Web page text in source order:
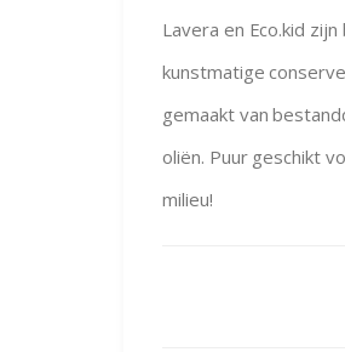
Lavera en Eco.kid
kunstmatige
gemaakt van
oliën. Puur geschikt
milieu!